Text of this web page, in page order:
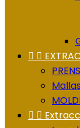
 
 